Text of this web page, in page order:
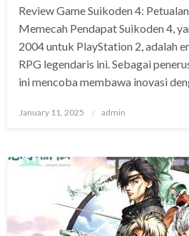
Review Game Suikoden 4:
Memecah Pendapat Suikoden 4,
2004 untuk PlayStation 2, adalah
RPG legendaris ini. Sebagai
ini mencoba membawa inovasi
Posted
January 11, 2025 admin